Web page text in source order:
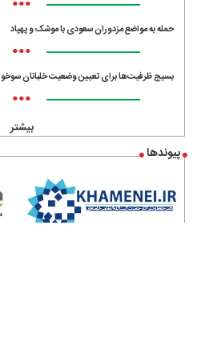
حمله به مواضع مزدوران سعودی با موشک و پهپاد
•••
بسیج ظرفیت‌ها برای تعیین وضعیت خلبانان سوخو
•••
بیشتر
پیوندها